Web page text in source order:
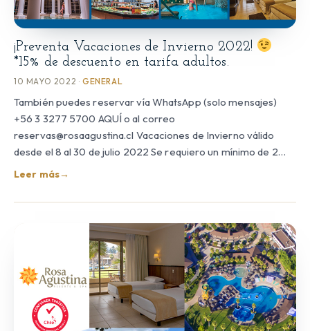
¡Preventa Vacaciones de Invierno 2022!
*15% de descuento en tarifa adultos.
10 MAYO 2022 · GENERAL
También puedes reservar vía WhatsApp (solo mensajes)
+56 3 3277 5700 AQUÍ o al correo
reservas@rosaagustina.cl Vacaciones de Invierno válido
desde el 8 al 30 de julio 2022 Se requiero un mínimo de 2…
Leer más→